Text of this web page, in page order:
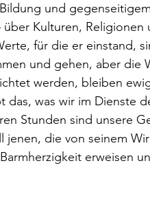
und
über Kulturen,
für die er einstand,
und gehen, aber
werden, bleiben
das, was wir im Dienste
Stunden sind unsere
jenen, die von seinem
erweisen